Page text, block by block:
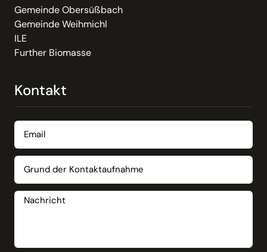
Gemeinde Obersüßbach
Gemeinde Weihmichl
ILE
Further Biomasse
Kontakt